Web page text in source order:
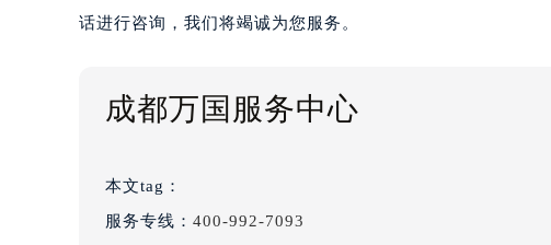
话进行咨询，我们将竭诚为您服务。
成都万国服务中心
本文tag：
服务专线： 400-992-7093